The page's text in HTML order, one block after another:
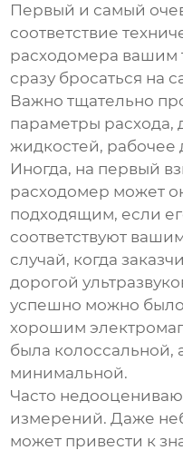
Первый и самый
соответствие
расходомера вашим
сразу бросаться на
Важно тщательно
параметры расхода,
жидкостей, рабочее
Иногда, на первый
расходомер может
подходящим, если
соответствуют
случай, когда
дорогой
успешно можно
хорошим
была колоссальной,
минимальной.
Часто
измерений. Даже
может привести к